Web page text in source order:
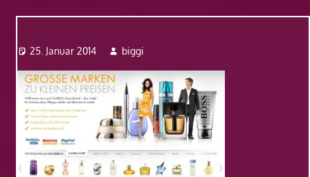
Website
25. Januar 2014 biggi